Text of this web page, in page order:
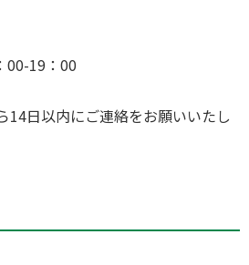
00-19：00
日以内にご連絡をお願いいたし